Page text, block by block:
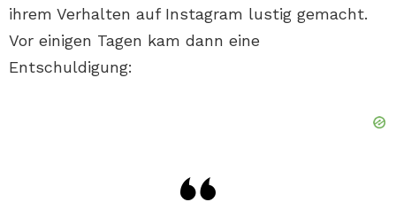
ihrem Verhalten auf Instagram lustig gemacht.
Vor einigen Tagen kam dann eine
Entschuldigung: